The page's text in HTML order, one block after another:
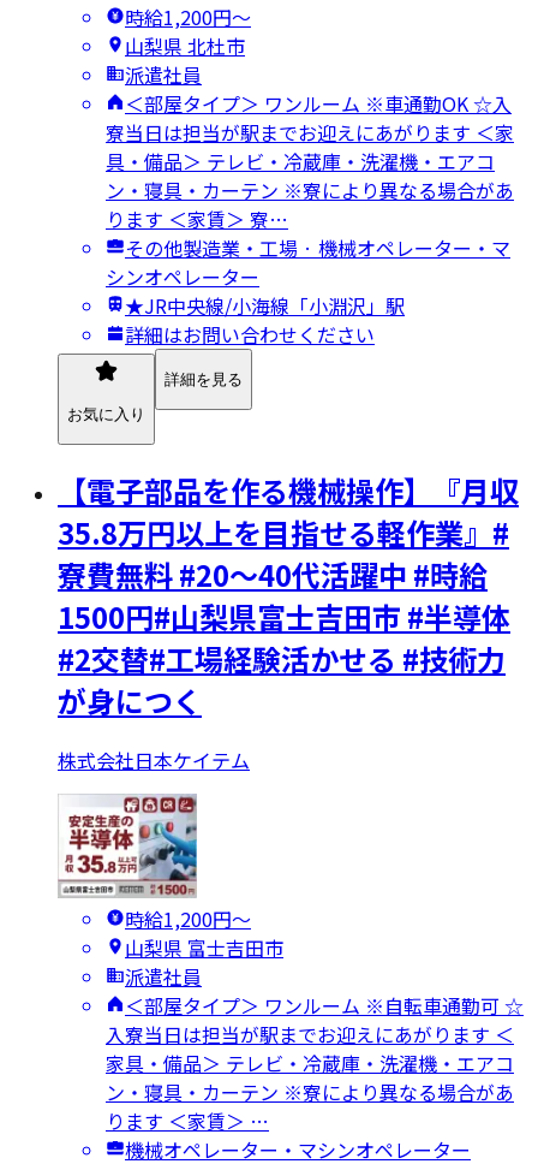
時給1,200円〜
山梨県 北杜市
派遣社員
＜部屋タイプ＞ ワンルーム ※車通勤OK ☆入
寮当日は担当が駅までお迎えにあがります ＜家
具・備品＞ テレビ・冷蔵庫・洗濯機・エアコ
ン・寝具・カーテン ※寮により異なる場合があ
ります ＜家賃＞ 寮…
その他製造業・工場 · 機械オペレーター・マ
シンオペレーター
★JR中央線/小海線「小淵沢」駅
詳細はお問い合わせください
お気に入り
詳細を見る
【電子部品を作る機械操作】『月収
35.8万円以上を目指せる軽作業』#
寮費無料 #20～40代活躍中 #時給
1500円#山梨県富士吉田市 #半導体
#2交替#工場経験活かせる #技術力
が身につく
株式会社日本ケイテム
時給1,200円〜
山梨県 富士吉田市
派遣社員
＜部屋タイプ＞ ワンルーム ※自転車通勤可 ☆
入寮当日は担当が駅までお迎えにあがります ＜
家具・備品＞ テレビ・冷蔵庫・洗濯機・エアコ
ン・寝具・カーテン ※寮により異なる場合があ
ります ＜家賃＞ …
機械オペレーター・マシンオペレーター